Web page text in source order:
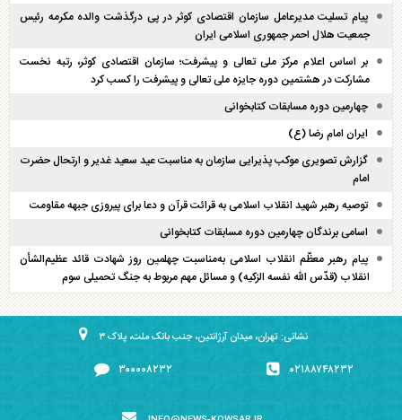
پیام تسلیت مدیرعامل سازمان اقتصادی کوثر در پی درگذشت والده مکرمه رئیس
جمعیت هلال احمر جمهوری اسلامی ایران
بر اساس اعلام مرکز ملی تعالی و پیشرفت؛ سازمان اقتصادی کوثر، رتبه نخست
مشارکت در هشتمین دوره جایزه ملی تعالی و پیشرفت را کسب کرد
چهارمین دوره مسابقات کتابخوانی
ایران امام رضا (ع)
گزارش تصویری موکب پذیرایی سازمان به مناسبت عید سعید غدیر و ارتحال حضرت
امام
توصیه رهبر شهید انقلاب اسلامی به قرائت قرآن و دعا برای پیروزی جبهه مقاومت
اسامی برندگان چهارمین دوره مسابقات کتابخوانی
پیام رهبر معظّم انقلاب اسلامی به‌مناسبت چهلمین روز شهادت قائد عظیم‌الشأن
انقلاب (قدّس الله نفسه الزکیه) و مسائل مهم مربوط به جنگ تحمیلی سوم
نشانی: تهران، میدان آرژانتین، جنب بانک ملت، پلاک ۳
۰۲۱۸۸۷۴۸۲۳۲ ۳۰۰۰۰۸۲۳۲